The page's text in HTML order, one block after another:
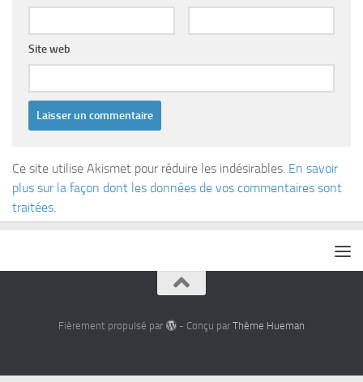
Site web
Ce site utilise Akismet pour réduire les indésirables. En savoir
plus sur la façon dont les données de vos commentaires sont
traitées.
Fièrement propulsé par - Conçu par Thème Hueman